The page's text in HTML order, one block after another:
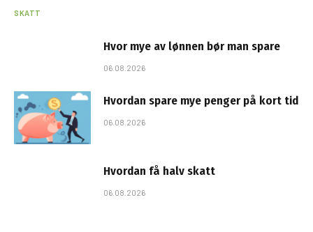
SKATT
Hvor mye av lønnen bør man spare
06.08.2026
Hvordan spare mye penger på kort tid
06.08.2026
Hvordan få halv skatt
06.08.2026